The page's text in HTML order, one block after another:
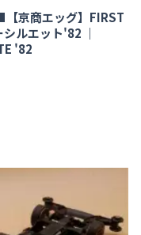
京商エッグ】FIRST
ルエット'82 ｜
'82